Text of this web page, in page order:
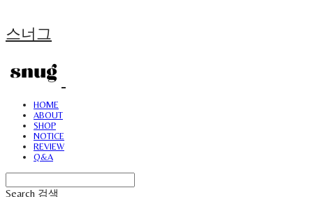
스너그
HOME
ABOUT
SHOP
NOTICE
REVIEW
Q&A
Search 검색